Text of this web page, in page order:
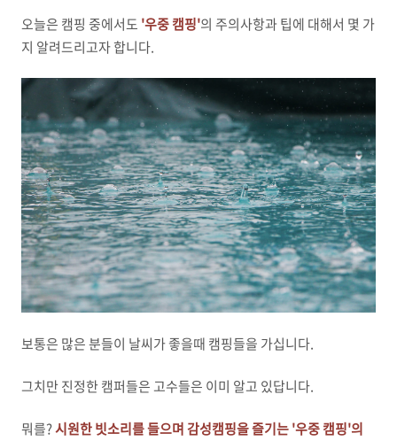
오늘은 캠핑 중에서도 '우중 캠핑'의 주의사항과 팁에 대해서 몇 가
지 알려드리고자 합니다.
보통은 많은 분들이 날씨가 좋을때 캠핑들을 가십니다.
그치만 진정한 캠퍼들은 고수들은 이미 알고 있답니다.
뭐를?시원한 빗소리를 들으며 감성캠핑을 즐기는 '우중 캠핑'의